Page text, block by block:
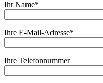
Ihr Name*
Ihre E-Mail-Adresse*
Ihre Telefonnummer